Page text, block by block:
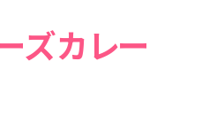
ズカレー